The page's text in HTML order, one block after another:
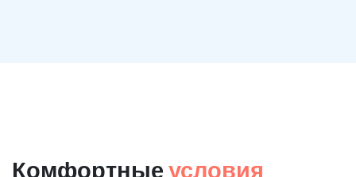
Комфортные условия